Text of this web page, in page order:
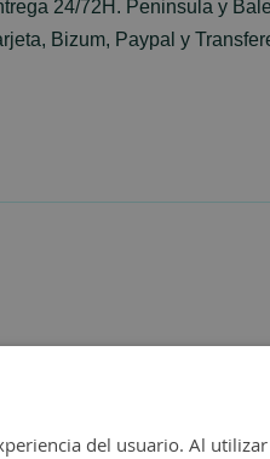
24/72H. Peninsula y
Bizum, Paypal y
del usuario. Al